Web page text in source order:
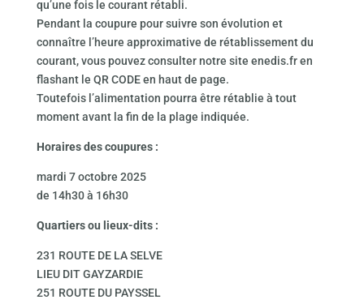
qu’une fois le courant rétabli.
Pendant la coupure pour suivre son évolution et
connaître l’heure approximative de rétablissement du
courant, vous pouvez consulter notre site enedis.fr en
flashant le QR CODE en haut de page.
Toutefois l’alimentation pourra être rétablie à tout
moment avant la fin de la plage indiquée.
Horaires des coupures :
mardi 7 octobre 2025
de 14h30 à 16h30
Quartiers ou lieux-dits :
231 ROUTE DE LA SELVE
LIEU DIT GAYZARDIE
251 ROUTE DU PAYSSEL